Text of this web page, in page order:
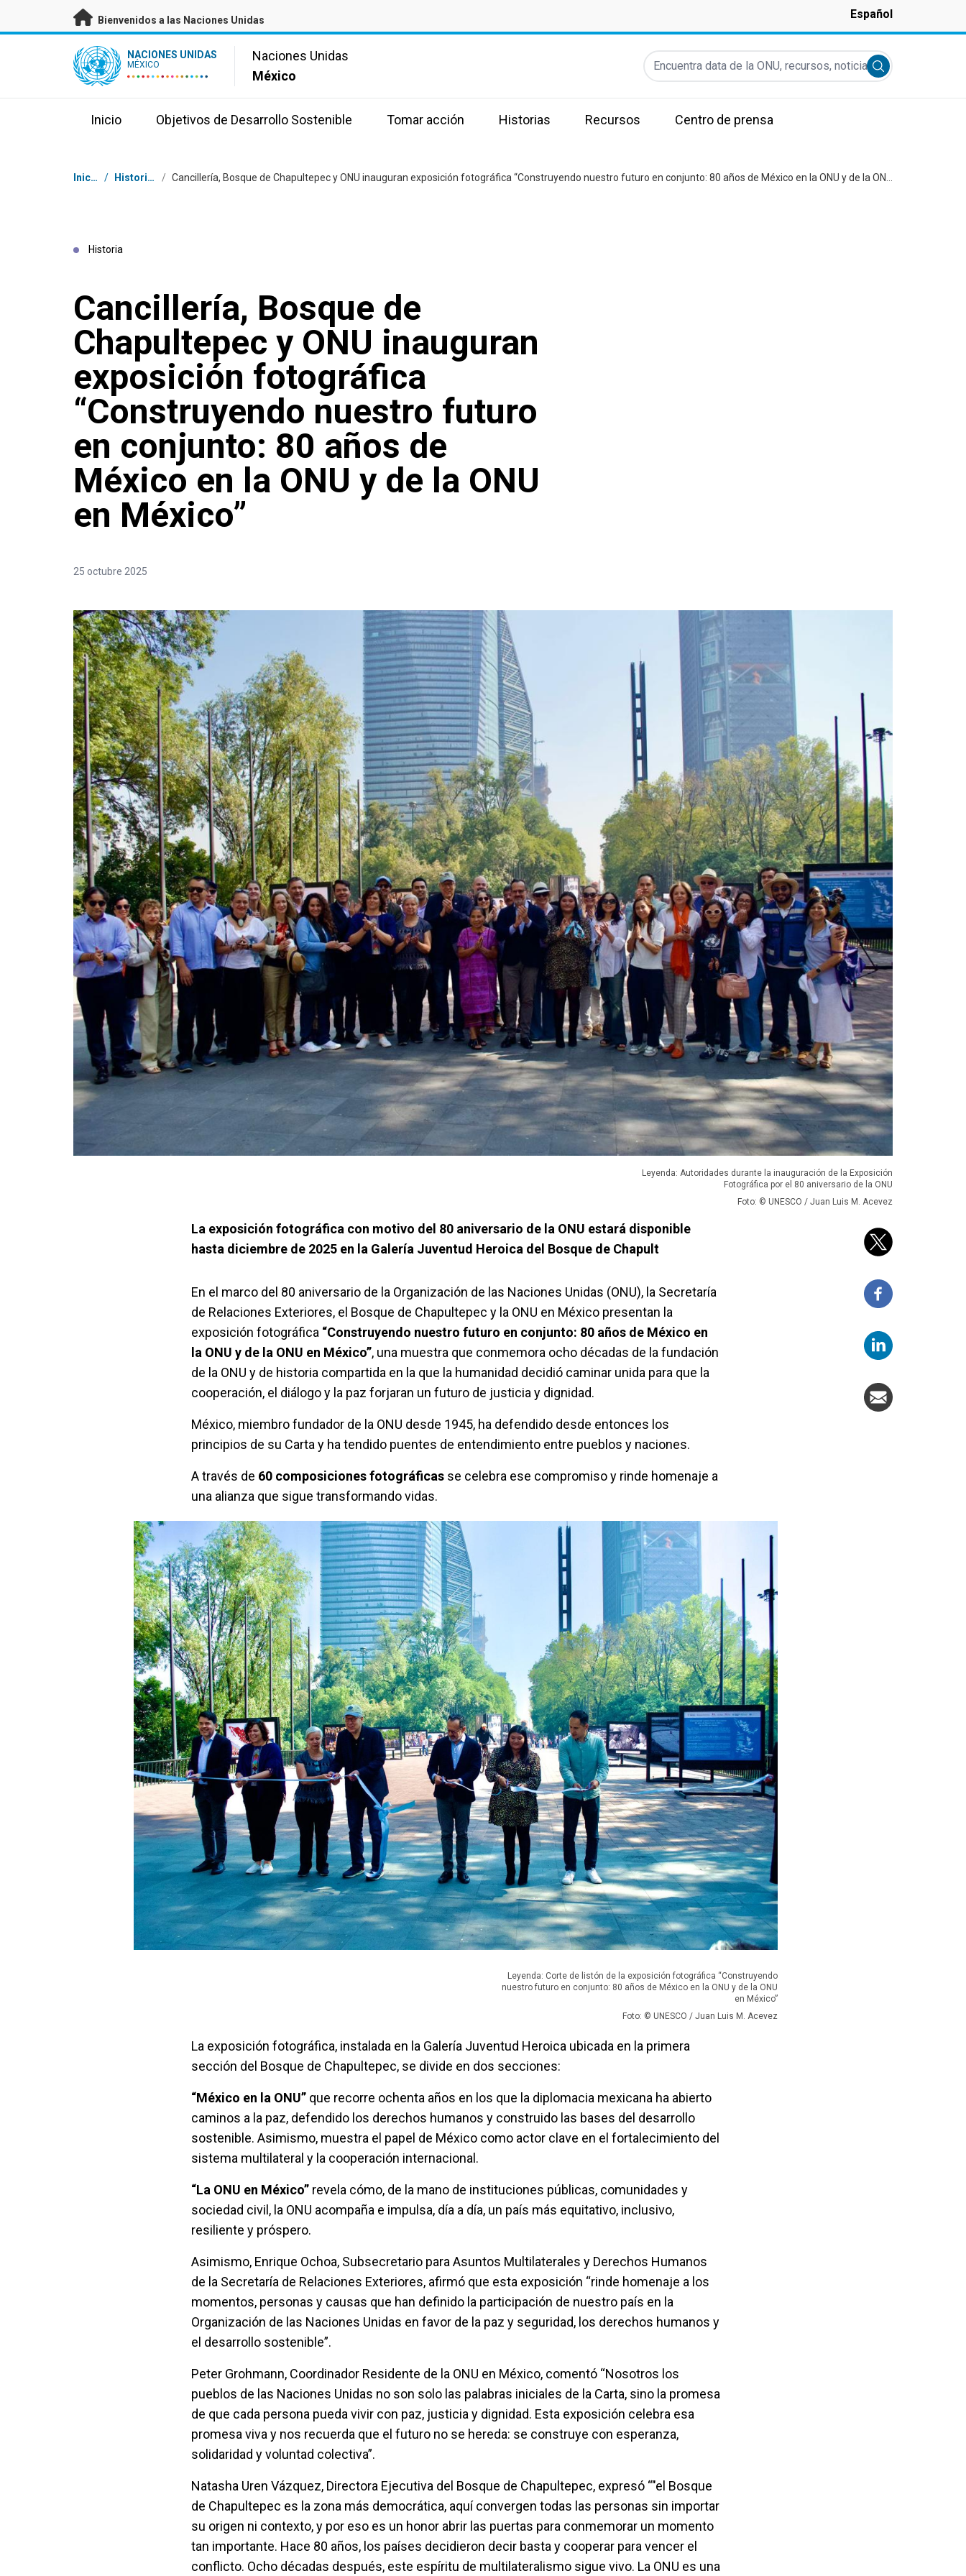
Saltar a contenido principal
Bienvenidos a las Naciones Unidas Español
UN Logo NACIONES UNIDAS
MÉXICO
Naciones Unidas
México
Encuentra data de la ONU, recursos, noticias y más...
Submit search
Inicio Objetivos de Desarrollo Sostenible Tomar acción Historias Recursos Centro de prensa
Coordenadas dentro de la ruta de navegación
Inicio / Historias /
Historia
Cancillería, Bosque de
Chapultepec y ONU inauguran
exposición fotográfica
“Construyendo nuestro futuro
en conjunto: 80 años de
México en la ONU y de la ONU
en México”
25 octubre 2025
Leyenda: Autoridades durante la inauguración de la Exposición
Fotográfica por el 80 aniversario de la ONU
Foto: © UNESCO / Juan Luis M. Acevez
La exposición fotográfica con motivo del 80 aniversario de la ONU estará disponible
hasta diciembre de 2025 en la Galería Juventud Heroica del Bosque de Chapult
En el marco del 80 aniversario de la Organización de las Naciones Unidas (ONU), la Secretaría
de Relaciones Exteriores, el Bosque de Chapultepec y la ONU en México presentan la
exposición fotográfica “Construyendo nuestro futuro en conjunto: 80 años de México en
la ONU y de la ONU en México”, una muestra que conmemora ocho décadas de la fundación
de la ONU y de historia compartida en la que la humanidad decidió caminar unida para que la
cooperación, el diálogo y la paz forjaran un futuro de justicia y dignidad.
México, miembro fundador de la ONU desde 1945, ha defendido desde entonces los
principios de su Carta y ha tendido puentes de entendimiento entre pueblos y naciones.
A través de 60 composiciones fotográficas se celebra ese compromiso y rinde homenaje a
una alianza que sigue transformando vidas.
Leyenda: Corte de listón de la exposición fotográfica “Construyendo
nuestro futuro en conjunto: 80 años de México en la ONU y de la ONU
en México”
Foto: © UNESCO / Juan Luis M. Acevez
La exposición fotográfica, instalada en la Galería Juventud Heroica ubicada en la primera
sección del Bosque de Chapultepec, se divide en dos secciones:
“México en la ONU” que recorre ochenta años en los que la diplomacia mexicana ha abierto
caminos a la paz, defendido los derechos humanos y construido las bases del desarrollo
sostenible. Asimismo, muestra el papel de México como actor clave en el fortalecimiento del
sistema multilateral y la cooperación internacional.
“La ONU en México” revela cómo, de la mano de instituciones públicas, comunidades y
sociedad civil, la ONU acompaña e impulsa, día a día, un país más equitativo, inclusivo,
resiliente y próspero.
Asimismo, Enrique Ochoa, Subsecretario para Asuntos Multilaterales y Derechos Humanos
de la Secretaría de Relaciones Exteriores, afirmó que esta exposición “rinde homenaje a los
momentos, personas y causas que han definido la participación de nuestro país en la
Organización de las Naciones Unidas en favor de la paz y seguridad, los derechos humanos y
el desarrollo sostenible”.
Peter Grohmann, Coordinador Residente de la ONU en México, comentó “Nosotros los
pueblos de las Naciones Unidas no son solo las palabras iniciales de la Carta, sino la promesa
de que cada persona pueda vivir con paz, justicia y dignidad. Esta exposición celebra esa
promesa viva y nos recuerda que el futuro no se hereda: se construye con esperanza,
solidaridad y voluntad colectiva”.
Natasha Uren Vázquez, Directora Ejecutiva del Bosque de Chapultepec, expresó “"el Bosque
de Chapultepec es la zona más democrática, aquí convergen todas las personas sin importar
su origen ni contexto, y por eso es un honor abrir las puertas para conmemorar un momento
tan importante. Hace 80 años, los países decidieron decir basta y cooperar para vencer el
conflicto. Ocho décadas después, este espíritu de multilateralismo sigue vivo. La ONU es una